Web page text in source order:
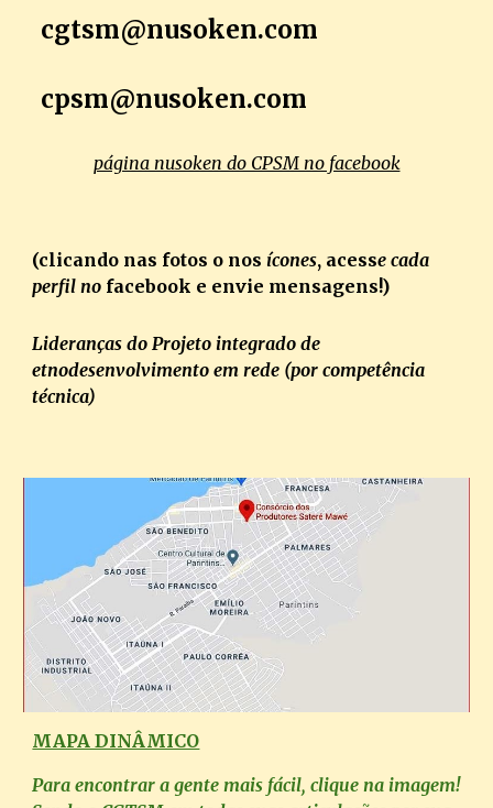
cgtsm@nusoken.com
cpsm@nusoken.com
página nusoken do CPSM no facebook
(clicando nas fotos o nos ícones, acesse cada
perfil no facebook e envie mensagens!)
Lideranças do Projeto integrado de
etnodesenvolvimento em rede (por competência
técnica)
MAPA DINÂMICO
Para encontrar a gente mais fácil, clique na imagem!